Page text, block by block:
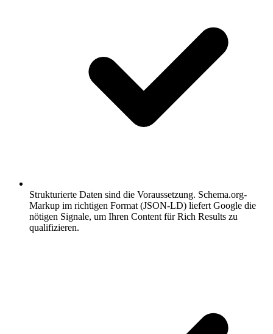
Strukturierte Daten sind die Voraussetzung. Schema.org-
Markup im richtigen Format (JSON-LD) liefert Google die
nötigen Signale, um Ihren Content für Rich Results zu
qualifizieren.